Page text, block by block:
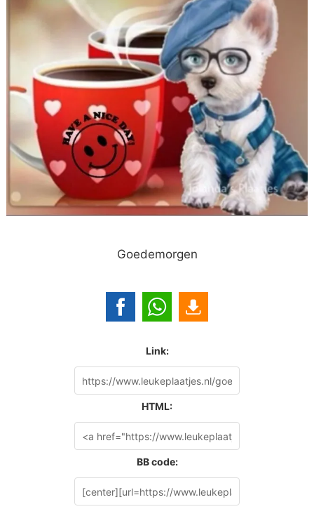
Goedemorgen
Link:
HTML:
BB code: